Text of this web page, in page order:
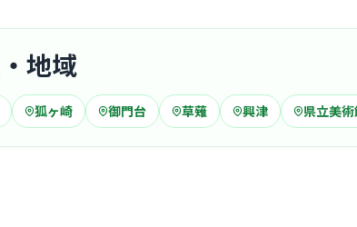
ク
地域
狐ヶ崎 御門台 草薙 興津 県立美